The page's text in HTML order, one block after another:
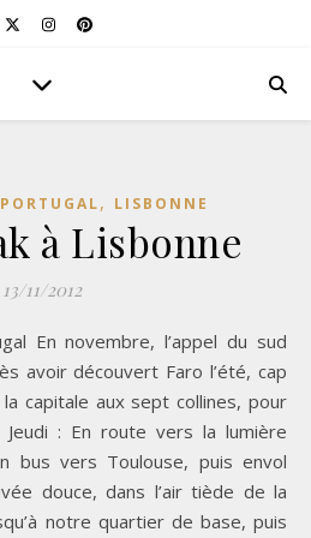
, LISBONNE
à Lisbonne
13/11/2012
avoir découvert Faro l’été, cap
capitale aux sept collines, pour
: En route vers la lumière
bus vers Toulouse, puis envol
douce, dans l’air tiède de la
notre quartier de base, puis